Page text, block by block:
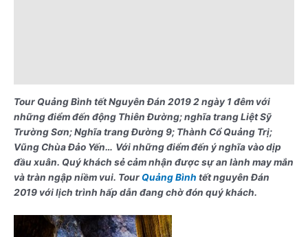
Tour Quảng Bình tết Nguyên Đán 2019 2 ngày 1 đêm với
những điểm đến động Thiên Đường; nghĩa trang Liệt Sỹ
Trường Sơn; Nghĩa trang Đường 9; Thành Cổ Quảng Trị;
Vũng Chùa Đảo Yến… Với những điểm đến ý nghĩa vào dịp
đầu xuân. Quý khách sẻ cảm nhận được sự an lành may mắn
và tràn ngập niềm vui. TourQuảng Bình tết nguyên Đán
2019 với lịch trình hấp dẫn đang chờ đón quý khách.